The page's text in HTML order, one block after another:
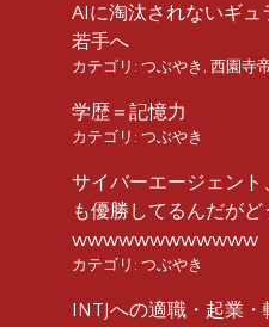
AIに淘汰されないギ
若手へ
カテゴリ: つぶやき , 西園寺
学歴＝記憶力
カテゴリ: つぶやき
サイバーエージェン
も優勝してるんだがど
wwwwwwwwwwww
カテゴリ: つぶやき
INTJへの適職・起業